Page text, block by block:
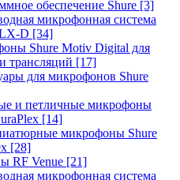
обеспечение Shure [3]
микрофонная система
D [34]
Shure Motiv Digital для
трансляций [17]
для микрофонов Shure
и петличные микрофоны
[14]
микрофоны Shure
[28]
RF Venue [21]
микрофонная система